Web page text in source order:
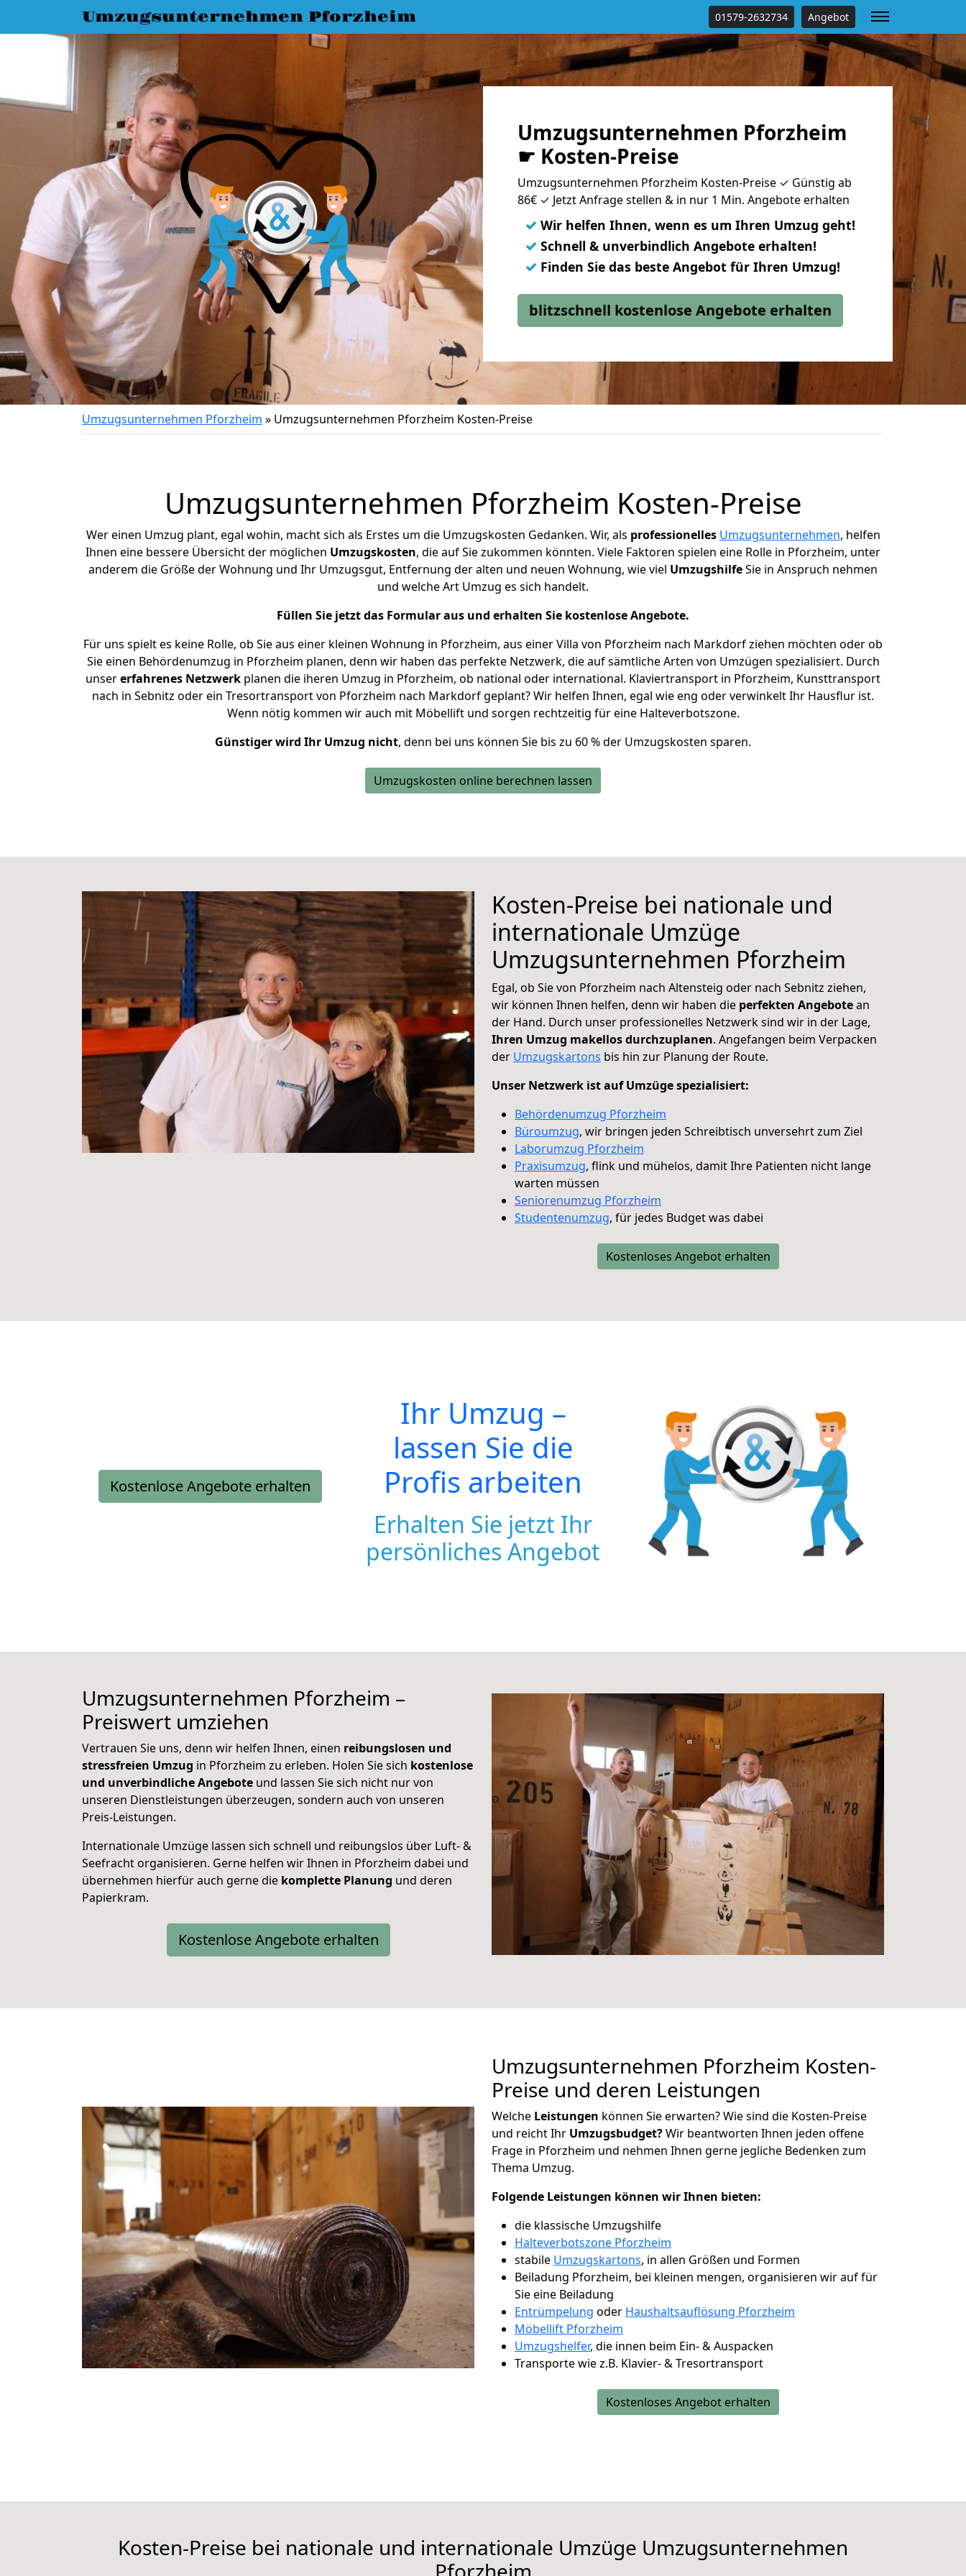
Umzugsunternehmen Pforzheim 01579-2632734 Angebot
Umzugsunternehmen Pforzheim
☛ Kosten-Preise
Umzugsunternehmen Pforzheim Kosten-Preise ✓ Günstig ab
86€ ✓ Jetzt Anfrage stellen & in nur 1 Min. Angebote erhalten
✓ Wir helfen Ihnen, wenn es um Ihren Umzug geht!
✓ Schnell & unverbindlich Angebote erhalten!
✓ Finden Sie das beste Angebot für Ihren Umzug!
blitzschnell kostenlose Angebote erhalten
Umzugsunternehmen Pforzheim » Umzugsunternehmen Pforzheim Kosten-Preise
Umzugsunternehmen Pforzheim Kosten-Preise
Wer einen Umzug plant, egal wohin, macht sich als Erstes um die Umzugskosten Gedanken. Wir, als professionelles Umzugsunternehmen, helfen
Ihnen eine bessere Übersicht der möglichen Umzugskosten, die auf Sie zukommen könnten. Viele Faktoren spielen eine Rolle in Pforzheim, unter
anderem die Größe der Wohnung und Ihr Umzugsgut, Entfernung der alten und neuen Wohnung, wie viel UmzugshilfeSie in Anspruch nehmen
und welche Art Umzug es sich handelt.
Füllen Sie jetzt das Formular aus und erhalten Sie kostenlose Angebote.
Für uns spielt es keine Rolle, ob Sie aus einer kleinen Wohnung in Pforzheim, aus einer Villa von Pforzheim nach Markdorf ziehen möchten oder ob
Sie einen Behördenumzug in Pforzheim planen, denn wir haben das perfekte Netzwerk, die auf sämtliche Arten von Umzügen spezialisiert. Durch
unsererfahrenes Netzwerk planen die iheren Umzug in Pforzheim, ob national oder international. Klaviertransport in Pforzheim, Kunsttransport
nach in Sebnitz oder ein Tresortransport von Pforzheim nach Markdorf geplant? Wir helfen Ihnen, egal wie eng oder verwinkelt Ihr Hausflur ist.
Wenn nötig kommen wir auch mit Möbellift und sorgen rechtzeitig für eine Halteverbotszone.
Günstiger wird Ihr Umzug nicht, denn bei uns können Sie bis zu 60 % der Umzugskosten sparen.
Umzugskosten online berechnen lassen
Kosten-Preise bei nationale und
internationale Umzüge
Umzugsunternehmen Pforzheim
Egal, ob Sie von Pforzheim nach Altensteig oder nach Sebnitz ziehen,
wir können Ihnen helfen, denn wir haben die perfekten Angebotean
der Hand. Durch unser professionelles Netzwerk sind wir in der Lage,
Ihren Umzug makellos durchzuplanen. Angefangen beim Verpacken
der Umzugskartons bis hin zur Planung der Route.
Unser Netzwerk ist auf Umzüge spezialisiert:
Behördenumzug Pforzheim
Büroumzug, wir bringen jeden Schreibtisch unversehrt zum Ziel
Laborumzug Pforzheim
Praxisumzug, flink und mühelos, damit Ihre Patienten nicht lange
warten müssen
Seniorenumzug Pforzheim
Studentenumzug, für jedes Budget was dabei
Kostenloses Angebot erhalten
Kostenlose Angebote erhalten
Ihr Umzug –
lassen Sie die
Profis arbeiten
Erhalten Sie jetzt Ihr
persönliches Angebot
Umzugsunternehmen Pforzheim –
Preiswert umziehen
Vertrauen Sie uns, denn wir helfen Ihnen, einen reibungslosen und
stressfreien Umzug in Pforzheim zu erleben. Holen Sie sich kostenlose
und unverbindliche Angebote und lassen Sie sich nicht nur von
unseren Dienstleistungen überzeugen, sondern auch von unseren
Preis-Leistungen.
Internationale Umzüge lassen sich schnell und reibungslos über Luft- &
Seefracht organisieren. Gerne helfen wir Ihnen in Pforzheim dabei und
übernehmen hierfür auch gerne die komplette Planung und deren
Papierkram.
Kostenlose Angebote erhalten
Umzugsunternehmen Pforzheim Kosten-
Preise und deren Leistungen
Welche Leistungen können Sie erwarten? Wie sind die Kosten-Preise
und reicht Ihr Umzugsbudget?Wir beantworten Ihnen jeden offene
Frage in Pforzheim und nehmen Ihnen gerne jegliche Bedenken zum
Thema Umzug.
Folgende Leistungen können wir Ihnen bieten:
die klassische Umzugshilfe
Halteverbotszone Pforzheim
stabile Umzugskartons, in allen Größen und Formen
Beiladung Pforzheim, bei kleinen mengen, organisieren wir auf für
Sie eine Beiladung
Entrümpelung oder Haushaltsauflösung Pforzheim
Möbellift Pforzheim
Umzugshelfer, die innen beim Ein- & Auspacken
Transporte wie z.B. Klavier- & Tresortransport
Kostenloses Angebot erhalten
Kosten-Preise bei nationale und internationale Umzüge Umzugsunternehmen